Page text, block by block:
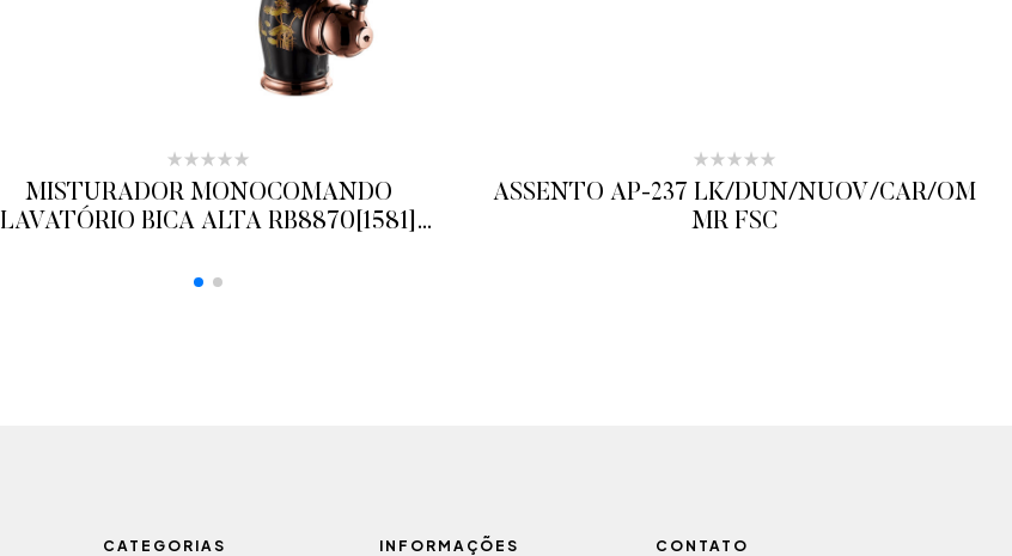
MISTURADOR MONOCOMANDO
LAVATÓRIO BICA ALTA RB8870[1581]
ASSENTO AP-237 LK/DUN/NUOV/CAR/OM
MR FSC
CATEGORIAS INFORMAÇÕES CONTATO